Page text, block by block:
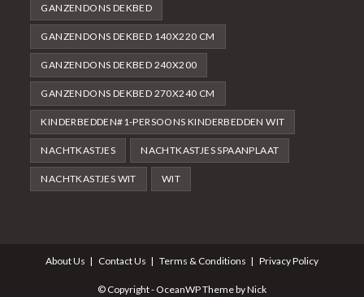
GANZENDONS DEKBED
GANZENDONS DEKBED 140X220 CM
GANZENDONS DEKBED 240X200
GANZENDONS DEKBED 270X240 CM
KINDERBEDDEN#1-PERSOONS KINDERBEDDEN WIT
NACHTKASTJES NACHTKASTJES SPAANPLAAT
NACHTKASTJES WIT WIT
About Us Contact Us Terms & Conditions Privacy Policy
© Copyright - OceanWP Theme by Nick